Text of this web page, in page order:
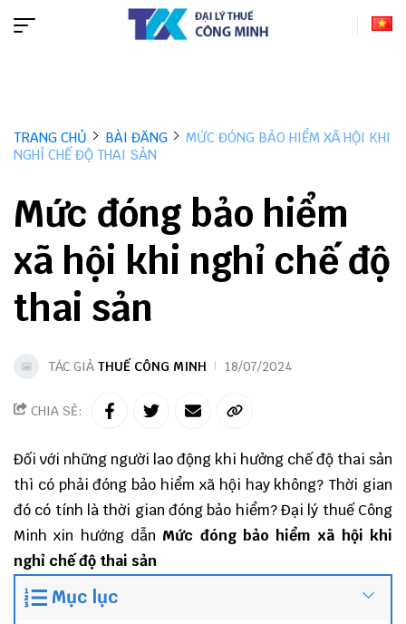
TRANG CHỦ BÀI ĐĂNG
MỨC ĐÓNG BẢO HIỂM XÃ HỘI KHI
NGHỈ CHẾ ĐỘ THAI SẢN
Mức đóng bảo hiểm
xã hội khi nghỉ chế độ
thai sản
TÁC GIẢ THUẾ CÔNG MINH 18/07/2024
CHIA SẺ:
Đối với những người lao động khi hưởng chế độ thai sản
thì có phải đóng bảo hiểm xã hội hay không? Thời gian
đó có tính là thời gian đóng bảo hiểm?Đại lý thuế Công
Minh xin hướng dẫn Mức đóng bảo hiểm xã hội khi
nghỉ chế độ thai sản
Mục lục